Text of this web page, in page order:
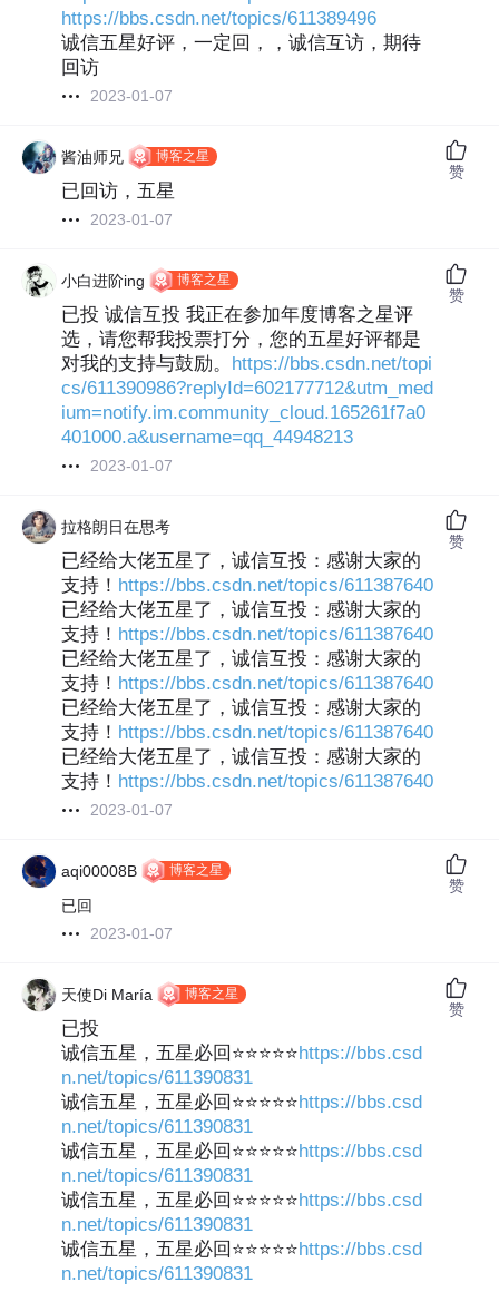
https://bbs.csdn.net/topics/611389496
诚信五星好评，一定回，，诚信互访，期待
回访
2023-01-07
酱油师兄 博客之星
已回访，五星
2023-01-07
赞
小白进阶ing 博客之星
已投 诚信互投 我正在参加年度博客之星评
选，请您帮我投票打分，您的五星好评都是
对我的支持与鼓励。 https://bbs.csdn.net/topi
cs/611390986?replyId=602177712&utm_med
ium=notify.im.community_cloud.165261f7a0
401000.a&username=qq_44948213
2023-01-07
赞
拉格朗日在思考
已经给大佬五星了，诚信互投：感谢大家的
支持！ https://bbs.csdn.net/topics/611387640
已经给大佬五星了，诚信互投：感谢大家的
支持！ https://bbs.csdn.net/topics/611387640
已经给大佬五星了，诚信互投：感谢大家的
支持！ https://bbs.csdn.net/topics/611387640
已经给大佬五星了，诚信互投：感谢大家的
支持！ https://bbs.csdn.net/topics/611387640
已经给大佬五星了，诚信互投：感谢大家的
支持！ https://bbs.csdn.net/topics/611387640
2023-01-07
赞
aqi00008B 博客之星
已回
2023-01-07
赞
天使Di María 博客之星
已投
诚信五星，五星必回⭐⭐⭐⭐⭐https://bbs.csd
n.net/topics/611390831
诚信五星，五星必回⭐⭐⭐⭐⭐https://bbs.csd
n.net/topics/611390831
诚信五星，五星必回⭐⭐⭐⭐⭐https://bbs.csd
n.net/topics/611390831
诚信五星，五星必回⭐⭐⭐⭐⭐https://bbs.csd
n.net/topics/611390831
诚信五星，五星必回⭐⭐⭐⭐⭐https://bbs.csd
n.net/topics/611390831
赞